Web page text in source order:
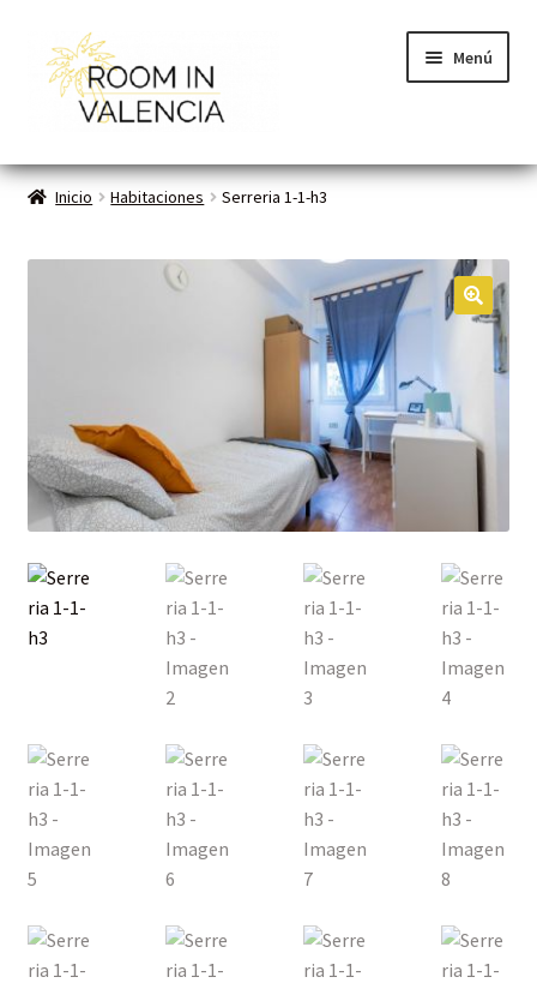
Menú
Inicio
Planes VLC
Mi cuenta
Inicio Habitaciones Serreria 1-1-h3
🔍